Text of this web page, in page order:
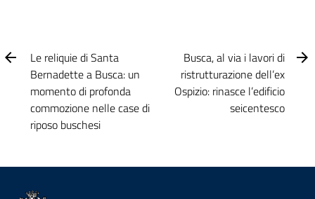
Le reliquie di Santa
Bernadette a Busca: un
momento di profonda
commozione nelle case di
riposo buschesi
Busca, al via i lavori di
ristrutturazione dell’ex
Ospizio: rinasce l’edificio
seicentesco